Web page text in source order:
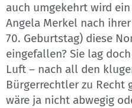
auch umgekehrt wird
Angela Merkel nach
70. Geburtstag) diese
eingefallen? Sie lag
Luft – nach all den
Bürgerrechtler zu Recht
wäre ja nicht abwegig